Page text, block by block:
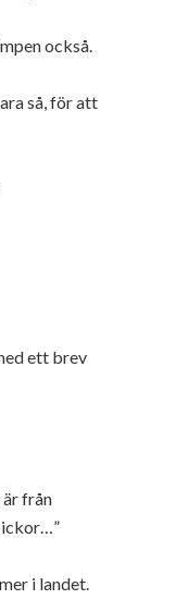
också.
så, för att
ett brev
är från
i landet.